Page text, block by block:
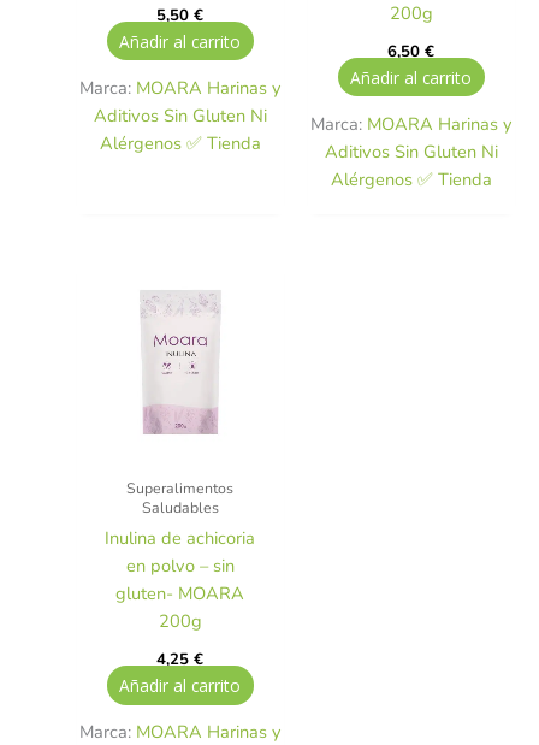
5,50€
Añadir al carrito
Marca: MOARA Harinas y
Aditivos Sin Gluten Ni
Alérgenos ✅ Tienda
200g
6,50€
Añadir al carrito
Marca: MOARA Harinas y
Aditivos Sin Gluten Ni
Alérgenos ✅ Tienda
Superalimentos
Saludables
Inulina de achicoria
en polvo – sin
gluten- MOARA
200g
4,25€
Añadir al carrito
Marca: MOARA Harinas y